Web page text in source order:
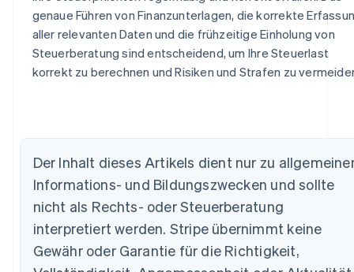
genaue Führen von Finanzunterlagen, die korrekte
aller relevanten Daten und die frühzeitige Einholung von
Steuerberatung sind entscheidend, um Ihre Steuerlast
korrekt zu berechnen und Risiken und Strafen zu
Der Inhalt dieses Artikels dient nur zu
Informations- und Bildungszwecken und sollte
nicht als Rechts- oder Steuerberatung
interpretiert werden. Stripe übernimmt keine
Gewähr oder Garantie für die Richtigkeit,
Australien